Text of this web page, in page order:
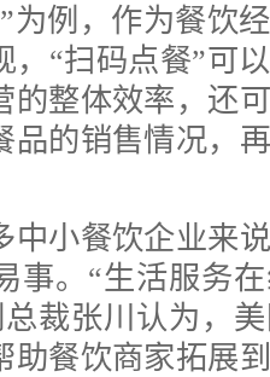
为例，作为餐饮
，“扫码点餐”可
的整体效率，还
品的销售情况，
小餐饮企业来说
事。“生活服务
裁张川认为，
助餐饮商家拓展